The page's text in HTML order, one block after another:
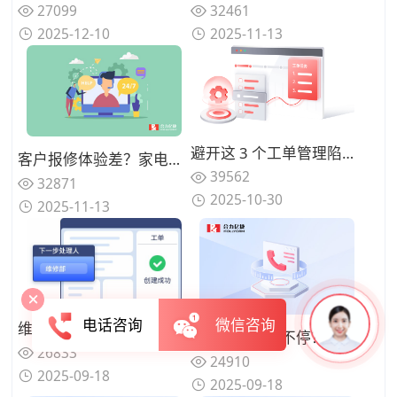
27099
2025-12-10
32461
2025-11-13
客户报修体验差？家电售后AI语音机器人处理报修提效
32871
2025-11-13
避开这 3 个工单管理陷阱：指南助你省预算并提升服务质量
39562
2025-10-30
维修人员派单"乱打仗"？系统智能调度功能如何优化？
26833
2025-09-18
客户催单电话不停？工单进度实时同步功能怎么用才贴心？
24910
2025-09-18
电话咨询 微信咨询